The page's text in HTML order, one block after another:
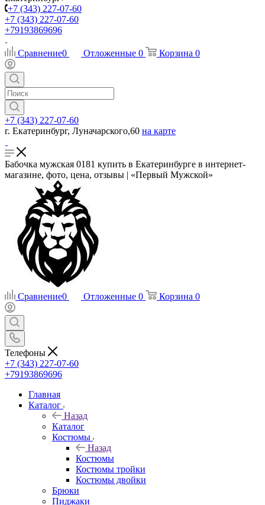
+7 (343) 227-07-60
+7 (343) 227-07-60
+79193869696
Сравнение0 Отложенные 0 Корзина 0
+7 (343) 227-07-60
г. Екатеринбург, Луначарского,60 на карте
Бабочка мужская 0181 купить в Екатеринбурге в интернет-
магазине, фото, цена, отзывы | «Первый Мужской»
Сравнение0 Отложенные 0 Корзина 0
Телефоны
+7 (343) 227-07-60
+79193869696
Главная
Каталог
Назад
Каталог
Костюмы
Назад
Костюмы
Костюмы тройки
Костюмы двойки
Брюки
Пиджаки